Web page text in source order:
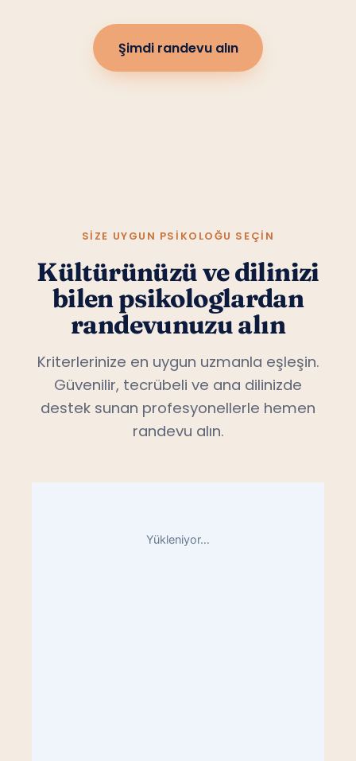
Şimdi randevu alın
SIZE UYGUN PSIKOLOĞU SEÇIN
Kültürünüzü ve dilinizi
bilen psikologlardan
randevunuzu alın
Kriterlerinize en uygun uzmanla eşleşin.
Güvenilir, tecrübeli ve ana dilinizde
destek sunan profesyonellerle hemen
randevu alın.